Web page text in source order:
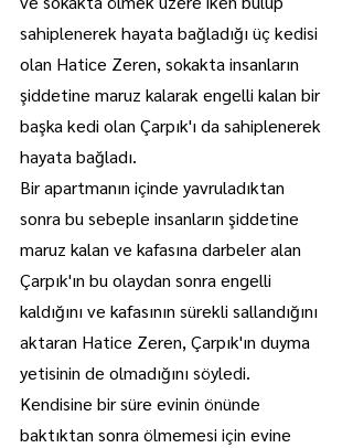
sahiplenerek hayata bağladığı üç kedisi
olan Hatice Zeren, sokakta insanların
şiddetine maruz kalarak engelli kalan bir
başka kedi olan Çarpık'ı da sahiplenerek
hayata bağladı.
Bir apartmanın içinde yavruladıktan
sonra bu sebeple insanların şiddetine
maruz kalan ve kafasına darbeler alan
Çarpık'ın bu olaydan sonra engelli
kaldığını ve kafasının sürekli sallandığını
aktaran Hatice Zeren, Çarpık'ın duyma
yetisinin de olmadığını söyledi.
Kendisine bir süre evinin önünde
baktıktan sonra ölmemesi için evine